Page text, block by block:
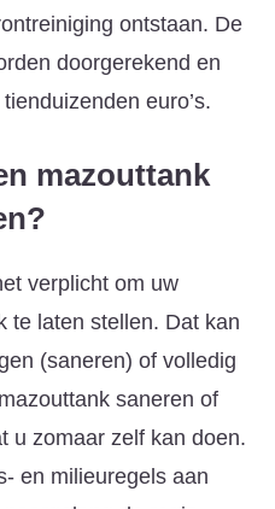
ontstaan. De
doorgerekend en
euro’s.
mazouttank
verplicht om uw
te laten stellen. Dat kan
(saneren) of volledig
saneren of
u zomaar zelf kan doen.
en milieuregels aan